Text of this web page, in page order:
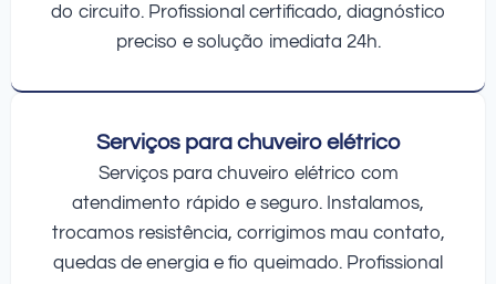
do circuito. Profissional certificado, diagnóstico
preciso e solução imediata 24h.
Serviços para chuveiro elétrico
Serviços para chuveiro elétrico com
atendimento rápido e seguro. Instalamos,
trocamos resistência, corrigimos mau contato,
quedas de energia e fio queimado. Profissional